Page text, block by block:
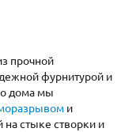
прочной
фурнитурой и
дома мы
и
стыке створки и